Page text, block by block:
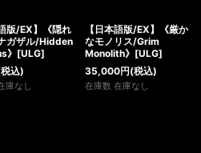
絞り込む
版/EX】《隠れ
ガザル/Hidden
》[ULG]
込)
庫なし
【日本語版/EX】《厳か
なモノリス/Grim
Monolith》[ULG]
35,000円(税込)
在庫数 在庫なし